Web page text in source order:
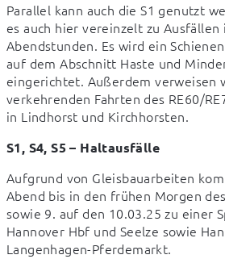
Parallel kann auch die S1 genutzt
es auch hier vereinzelt zu Ausfällen
Abendstunden. Es wird ein
auf dem Abschnitt Haste und
eingerichtet. Außerdem verweisen
verkehrenden Fahrten des RE60/
in Lindhorst und Kirchhorsten.
S1, S4, S5 – Haltausfälle
Aufgrund von Gleisbauarbeiten
Abend bis in den frühen Morgen
sowie 9. auf den 10.03.25 zu einer
Hannover Hbf und Seelze sowie
Langenhagen-Pferdemarkt.